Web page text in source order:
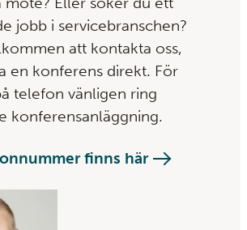
jobb i servicebranschen?
att kontakta oss,
en konferens direkt. För
telefon vänligen ring
konferensanläggning.
finns här